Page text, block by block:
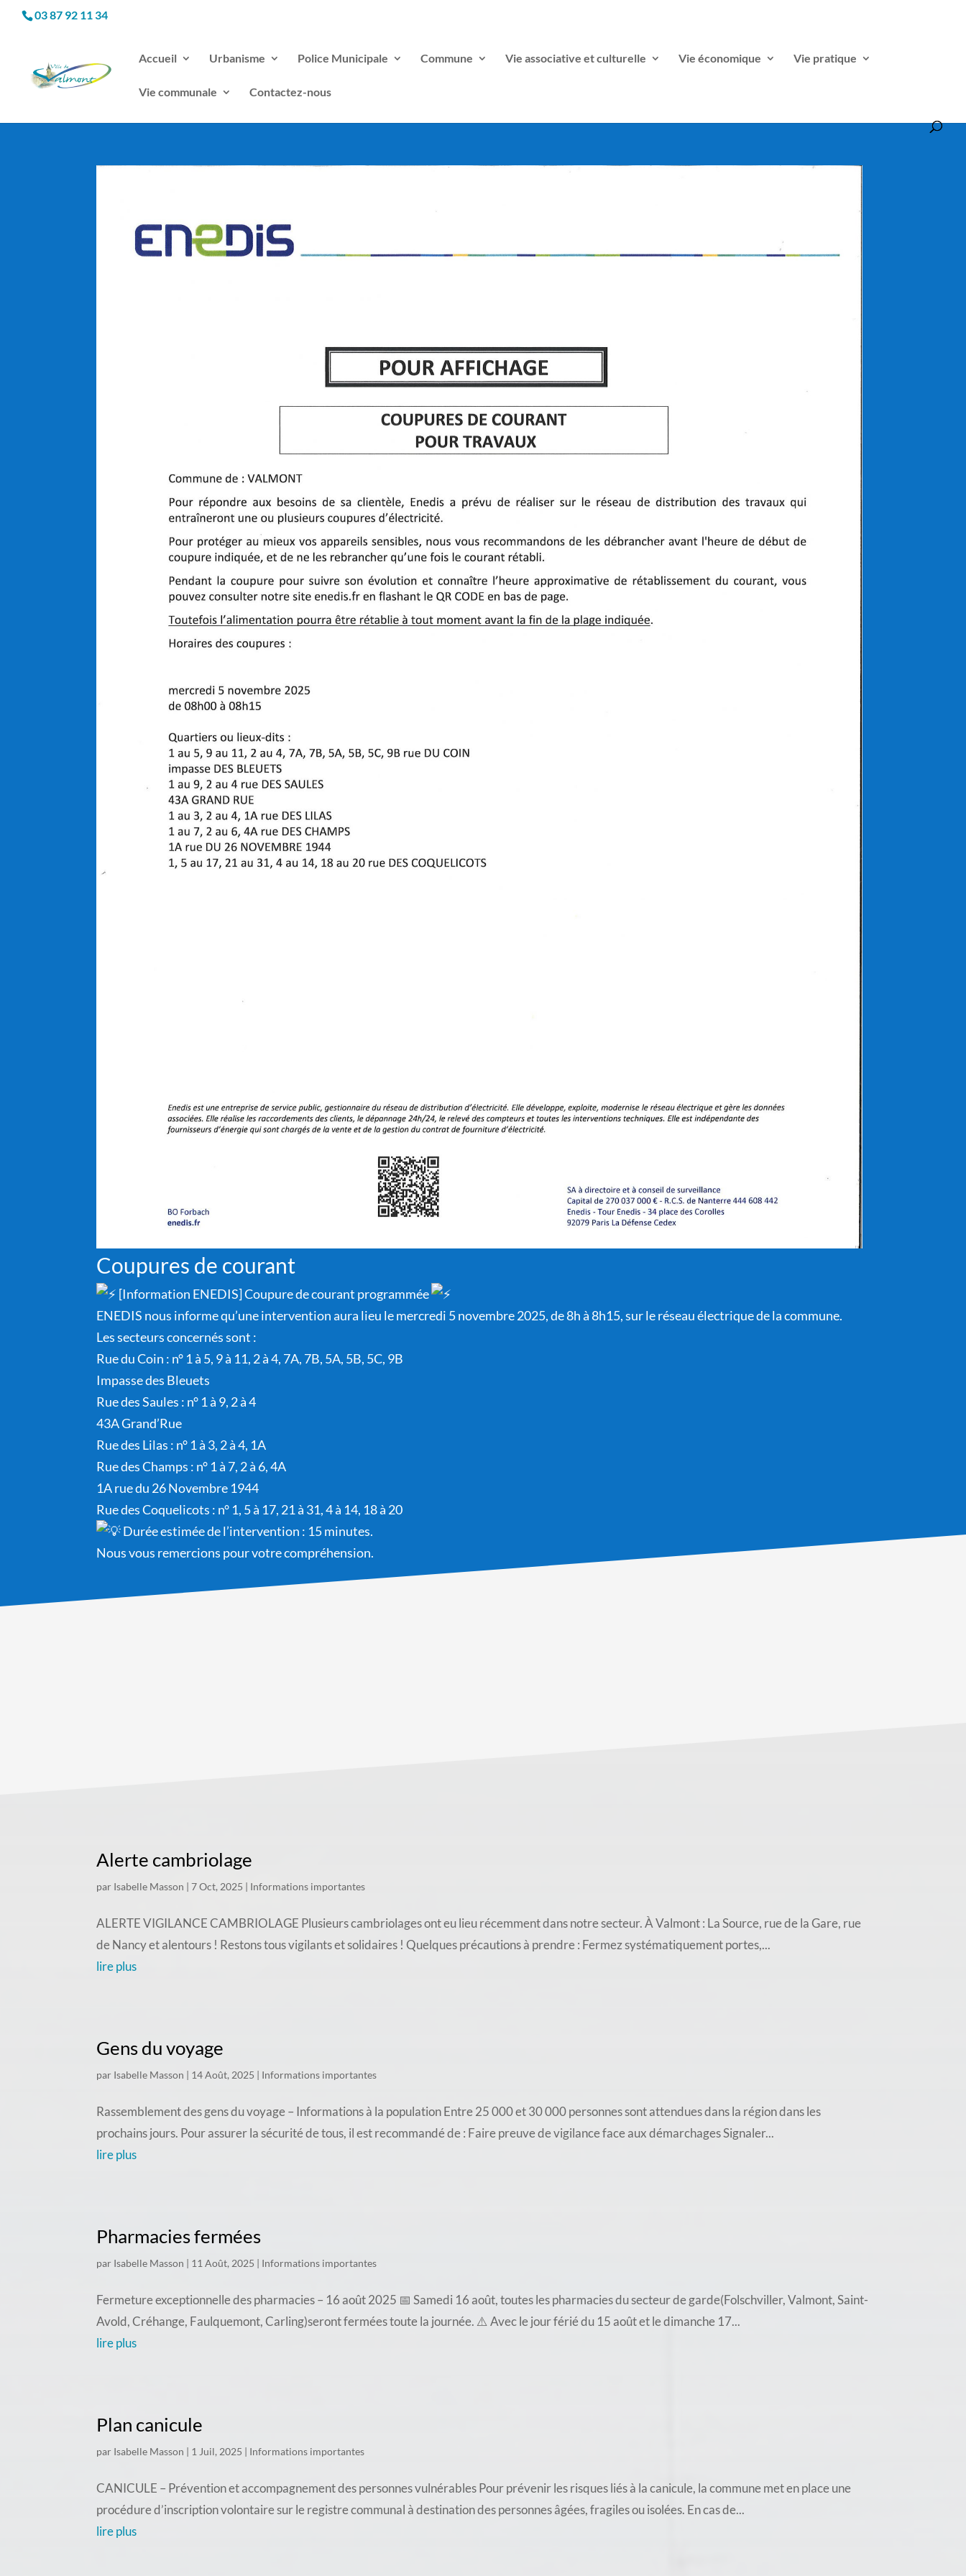
03 87 92 11 34
Accueil Urbanisme Police Municipale Commune Vie associative et culturelle Vie économique Vie pratique
Vie communale Contactez-nous
Coupures de courant
[Information ENEDIS] Coupure de courant programmée
ENEDIS nous informe qu’une intervention aura lieu le mercredi 5 novembre 2025, de 8h à 8h15, sur le réseau électrique de la commune.
Les secteurs concernés sont :
Rue du Coin : n° 1 à 5, 9 à 11, 2 à 4, 7A, 7B, 5A, 5B, 5C, 9B
Impasse des Bleuets
Rue des Saules : n° 1 à 9, 2 à 4
43A Grand’Rue
Rue des Lilas : n° 1 à 3, 2 à 4, 1A
Rue des Champs : n° 1 à 7, 2 à 6, 4A
1A rue du 26 Novembre 1944
Rue des Coquelicots : n° 1, 5 à 17, 21 à 31, 4 à 14, 18 à 20
Durée estimée de l’intervention : 15 minutes.
Nous vous remercions pour votre compréhension.
Alerte cambriolage
par Isabelle Masson |7 Oct, 2025 | Informations importantes
ALERTE VIGILANCE CAMBRIOLAGE Plusieurs cambriolages ont eu lieu récemment dans notre secteur. À Valmont : La Source, rue de la Gare, rue
de Nancy et alentours ! Restons tous vigilants et solidaires ! Quelques précautions à prendre : Fermez systématiquement portes,...
lire plus
Gens du voyage
par Isabelle Masson | 14 Août, 2025 | Informations importantes
Rassemblement des gens du voyage – Informations à la population Entre 25 000 et 30 000 personnes sont attendues dans la région dans les
prochains jours. Pour assurer la sécurité de tous, il est recommandé de : Faire preuve de vigilance face aux démarchages Signaler...
lire plus
Pharmacies fermées
par Isabelle Masson | 11 Août, 2025 | Informations importantes
Fermeture exceptionnelle des pharmacies – 16 août 2025 📅 Samedi 16 août, toutes les pharmacies du secteur de garde(Folschviller, Valmont, Saint-
Avold, Créhange, Faulquemont, Carling)seront fermées toute la journée. ⚠️ Avec le jour férié du 15 août et le dimanche 17...
lire plus
Plan canicule
par Isabelle Masson | 1 Juil, 2025 | Informations importantes
CANICULE – Prévention et accompagnement des personnes vulnérables Pour prévenir les risques liés à la canicule, la commune met en place une
procédure d’inscription volontaire sur le registre communal à destination des personnes âgées, fragiles ou isolées. En cas de...
lire plus